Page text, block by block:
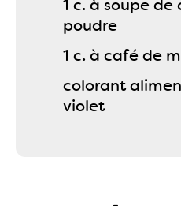
1 c. à soupe de
poudre
1 c. à café de
colorant
violet